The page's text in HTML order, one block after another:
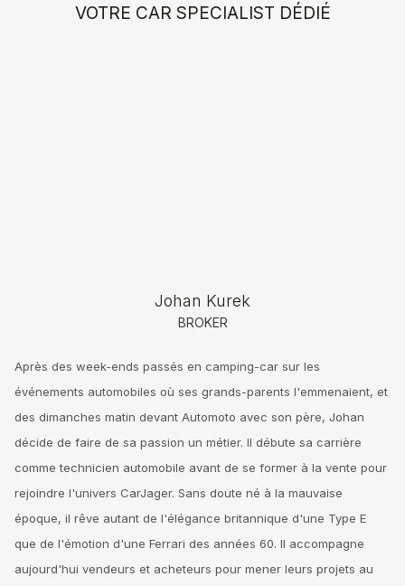
VOTRE CAR SPECIALIST DÉDIÉ
Johan Kurek
BROKER
Après des week-ends passés en camping-car sur les
événements automobiles où ses grands-parents l'emmenaient, et
des dimanches matin devant Automoto avec son père, Johan
décide de faire de sa passion un métier. Il débute sa carrière
comme technicien automobile avant de se former à la vente pour
rejoindre l'univers CarJager. Sans doute né à la mauvaise
époque, il rêve autant de l'élégance britannique d'une Type E
que de l'émotion d'une Ferrari des années 60. Il accompagne
aujourd'hui vendeurs et acheteurs pour mener leurs projets au